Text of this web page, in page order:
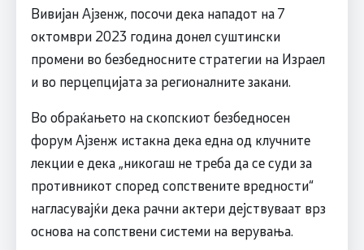
Вивијан Ајзенж, посочи дека нападот на 7
октомври 2023 година донел суштински
промени во безбедносните стратегии на Израел
и во перцепцијата за регионалните закани.
Во обраќањето на скопскиот безбедносен
форум Ајзенж истакна дека една од клучните
лекции е дека „никогаш не треба да се суди за
противникот според сопствените вредности“
нагласувајќи дека рачни актери дејствуваат врз
основа на сопствени системи на верувања.